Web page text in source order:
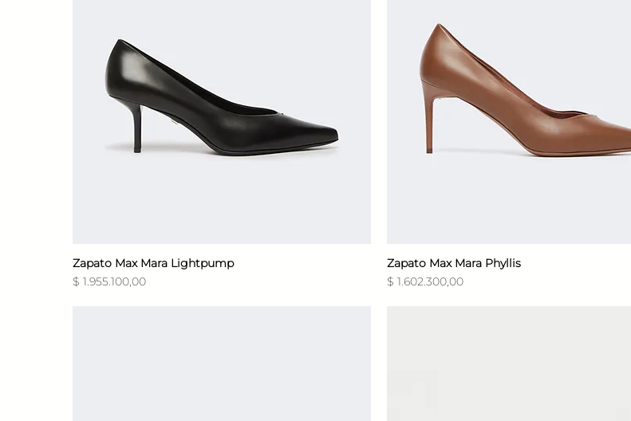
Vista rápida
Zapato Max Mara Lightpump
Precio
$ 1.955.100,00
Vista rápida
Zapato Max Mara Phyllis
Precio
$ 1.602.300,00